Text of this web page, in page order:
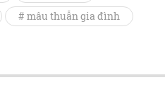
# mâu thuẫn gia đình